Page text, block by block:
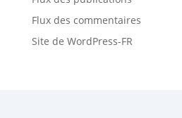
Flux des commentaires
Site de WordPress-FR